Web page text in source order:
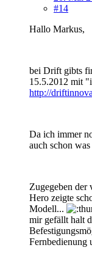
#14
Hallo Markus,
bei Drift gibts
15.5.2012 mit
http://
Da ich immer
auch schon
Zugegeben der
Hero zeigte
Modell...
mir gefällt halt
Fernbedienung